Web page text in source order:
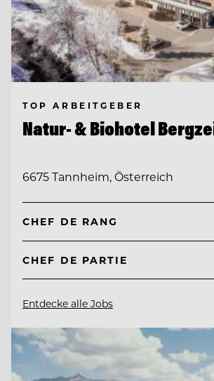
TOP ARBEITGEBER
Natur- & Biohotel
6675 Tannheim, Österreich
CHEF DE RANG
CHEF DE PARTIE
Entdecke alle Jobs